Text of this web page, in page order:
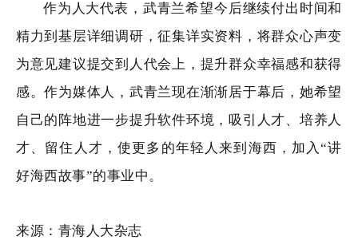
作为人大代表，武青兰希望今后继续付出时间和
精力到基层详细调研，征集详实资料，将群众心声变
为意见建议提交到人代会上，提升群众幸福感和获得
感。作为媒体人，武青兰现在渐渐居于幕后，她希望
自己的阵地进一步提升软件环境，吸引人才、培养人
才、留住人才，使更多的年轻人来到海西，加入“讲
好海西故事”的事业中。
来源：青海人大杂志